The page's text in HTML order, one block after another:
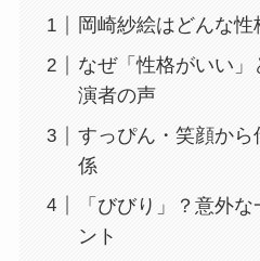
岡崎紗絵はどんな性
なぜ「性格がいい
演者の声
すっぴん・笑顔か
係
「びびり」？意外
ント